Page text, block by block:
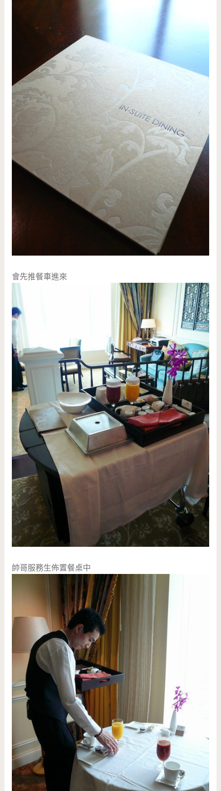
會先推餐車進來
帥哥服務生佈置餐桌中